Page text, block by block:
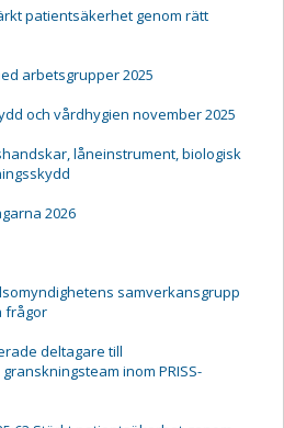
patientsäkerhet genom rätt
arbetsgrupper 2025
och vårdhygien november 2025
låneinstrument, biologisk
2026
samverkansgrupp
frågor
deltagare till
inom PRISS-